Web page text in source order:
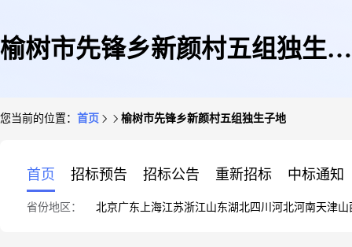
榆树市先锋乡新颜村五组独生子
您当前的位置： 首页 榆树市先锋乡新颜村五组独生子地
首页 招标预告 招标公告 重新招标 中标通知
省份地区： 北京广东 上海江苏浙江山东湖北四川 河北河南天津山